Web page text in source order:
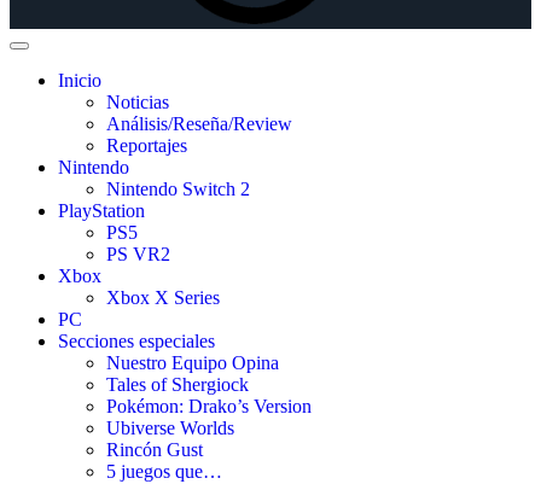
Inicio
Noticias
Análisis/Reseña/Review
Reportajes
Nintendo
Nintendo Switch 2
PlayStation
PS5
PS VR2
Xbox
Xbox X Series
PC
Secciones especiales
Nuestro Equipo Opina
Tales of Shergiock
Pokémon: Drako’s Version
Ubiverse Worlds
Rincón Gust
5 juegos que…